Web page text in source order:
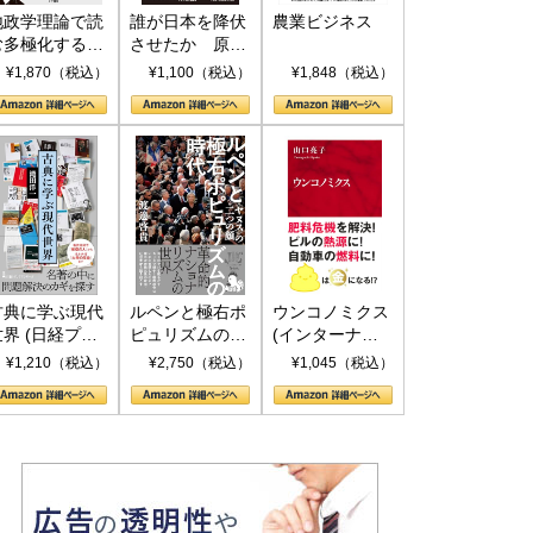
政学理論で読
多極化する世
トランプと
¥1,870（税込）
誰が日本を降伏
させたか 原爆
投下、ソ連参
(PHP新書)
¥1,100（税込）
農業ビジネス
¥1,848（税込）
典に学ぶ現代
界 (日経プレ
アシリーズ)
¥1,210（税込）
ルペンと極右ポ
ピュリズムの時
代：〈ヤヌス〉
¥2,750（税込）
ウンコノミクス
(インターナシ
ョナル新書)
¥1,045（税込）